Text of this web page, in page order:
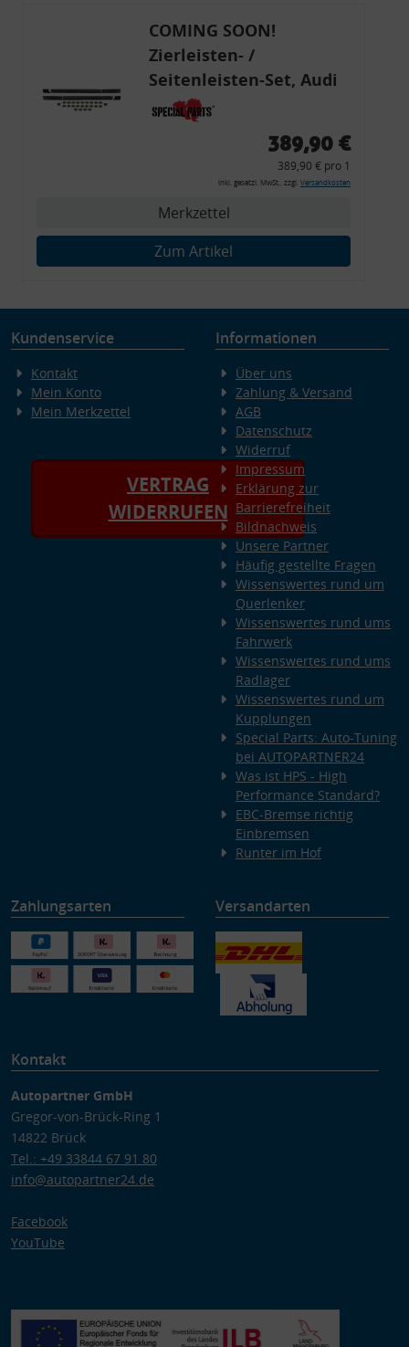
COMING SOON!
Zierleisten- /
Seitenleisten-Set, Audi
80 Cabrio, Coupe, S2, (6x
Zierleiste, 2x Kappe,
Montagewerkzeug)
389,90 €
389,90 € pro 1
inkl. gesetzl. MwSt., zzgl. Versandkosten
Merkzettel
Zum Artikel
Kundenservice
Kontakt
Mein Konto
Mein Merkzettel
VERTRAG
WIDERRUFEN
Informationen
Über uns
Zahlung & Versand
AGB
Datenschutz
Widerruf
Impressum
Erklärung zur
Barrierefreiheit
Bildnachweis
Unsere Partner
Häufig gestellte Fragen
Wissenswertes rund um
Querlenker
Wissenswertes rund ums
Fahrwerk
Wissenswertes rund ums
Radlager
Wissenswertes rund um
Kupplungen
Special Parts: Auto-Tuning
bei AUTOPARTNER24
Was ist HPS - High
Performance Standard?
EBC-Bremse richtig
Einbremsen
Runter im Hof
Zahlungsarten Versandarten
Kontakt
Autopartner GmbH
Gregor-von-Brück-Ring 1
14822 Brück
Tel.: +49 33844 67 91 80
info@autopartner24.de
Facebook
YouTube